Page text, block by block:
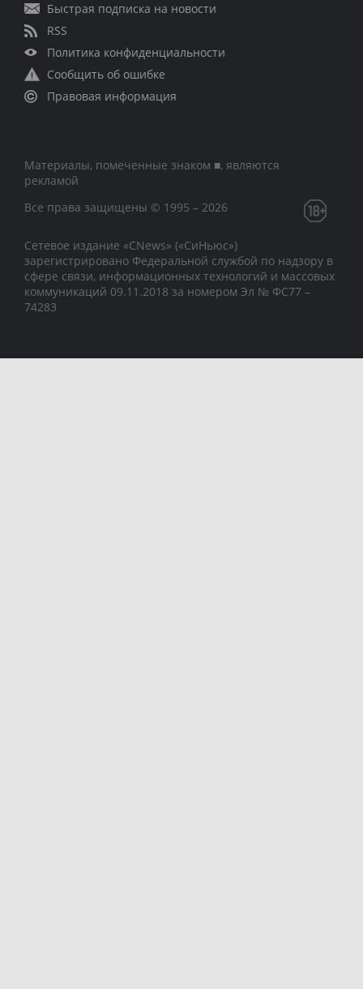
Быстрая подписка на новости
RSS
Политика конфиденциальности
Сообщить об ошибке
Правовая информация
Материалы, помеченные знаком ■, являются
рекламой
Все права защищены © 1995 – 2026
Сетевое издание «CNews» («СиНьюс»)
зарегистрировано Федеральной службой по надзору в
сфере связи, информационных технологий и массовых
коммуникаций 09.11.2018 за номером Эл № ФС77 –
74283